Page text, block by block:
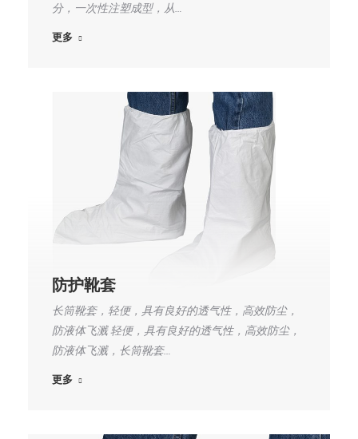
分，一次性注塑成型，从…
更多
防护靴套
长筒靴套，轻便，具有良好的透气性，高效防尘，
防液体飞溅 轻便，具有良好的透气性，高效防尘，
防液体飞溅，长筒靴套…
更多